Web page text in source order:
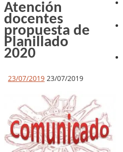
Atención
docentes
propuesta de
Planillado
2020
23/07/2019 23/07/2019